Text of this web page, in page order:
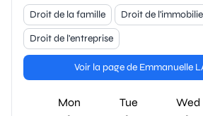
Droit de la famille
Droit de
Droit de l'entreprise
Voir la page de Emmanuelle
Mon
Tue
Wed